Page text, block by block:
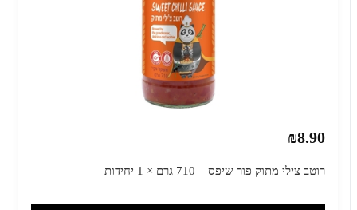
₪8.90
רוטב צילי מתוק פור שיפס – 710 גרם × 1 יחידות